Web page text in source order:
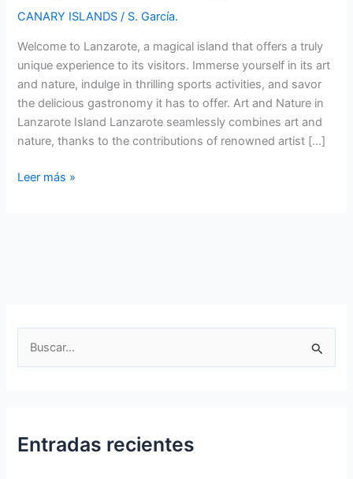
CANARY ISLANDS / S. García.
Welcome to Lanzarote, a magical island that offers a truly
unique experience to its visitors. Immerse yourself in its art
and nature, indulge in thrilling sports activities, and savor
the delicious gastronomy it has to offer. Art and Nature in
Lanzarote Island Lanzarote seamlessly combines art and
nature, thanks to the contributions of renowned artist […]
Lanzarote
Leer más »
rEntradas recientes